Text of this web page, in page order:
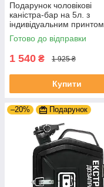
Подарунок чоловікові
каністра-бар на 5л. з
індивідуальним принтом
"Crazy Petrol" Зелений
Готово до відправки
1 540 ₴ 1 925 ₴
Купити
–20% Подарунок